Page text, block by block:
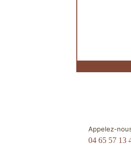
04 65 57 13
Appelez-